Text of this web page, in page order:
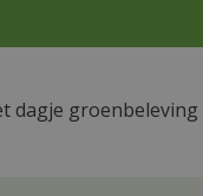
dagje groenbeleving